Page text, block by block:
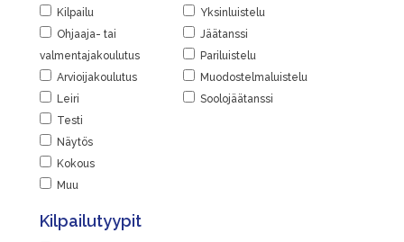
Kilpailu
Ohjaaja- tai
valmentajakoulutus
Arvioijakoulutus
Leiri
Testi
Näytös
Kokous
Muu
Yksinluistelu
Jäätanssi
Pariluistelu
Muodostelmaluistelu
Soolojäätanssi
Kilpailutyypit